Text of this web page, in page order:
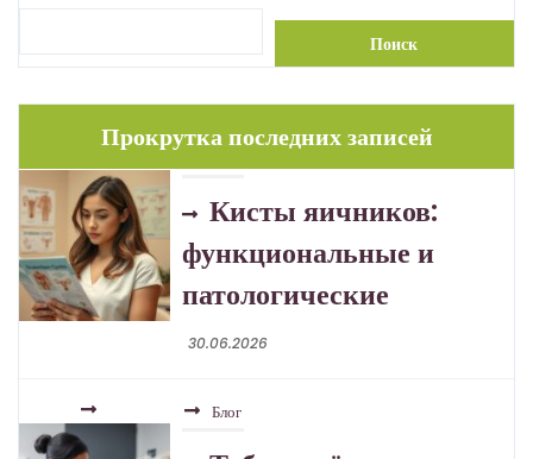
Поиск
Прокрутка последних записей
Блог
Туберкулёз в эпоху
устойчивых форм
30.06.2026